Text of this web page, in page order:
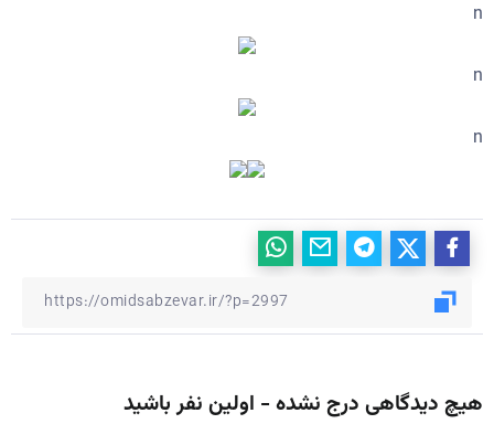
n
n
n
هیچ دیدگاهی درج نشده - اولین نفر باشید